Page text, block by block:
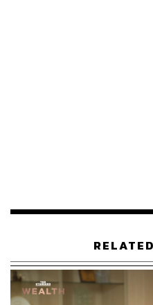
สามารถติดตาม THE
ผ่านแอปพลิเคชันต่างๆ ที่คุณส